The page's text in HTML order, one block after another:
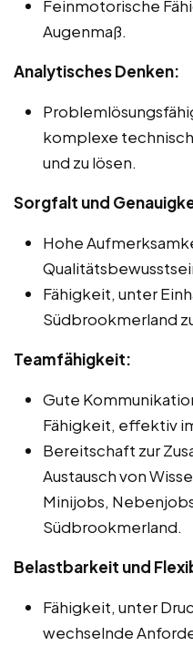
Feinmotorische
Augenmaß.
Analytisches Denken:
komplexe
und zu lösen.
Sorgfalt und
Hohe
Fähigkeit, unter
Südbrookmerland
Teamfähigkeit:
Gute
Fähigkeit, effektiv
Bereitschaft zur
Austausch von
Minijobs,
Südbrookmerland.
Belastbarkeit und
Fähigkeit, unter
wechselnde